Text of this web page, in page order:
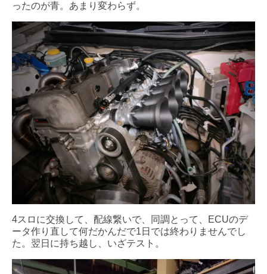
ったのが青。あまり変わらず。
4スロに交換して、配線繋いで、同調とって、ECUのデ
ータ作り直して何だかんだで1日では終わりませんでし
た。翌日に持ち越し、いざテスト。